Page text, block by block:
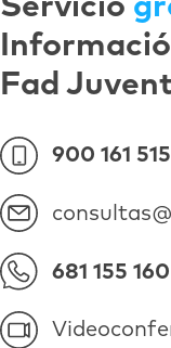
Fad
900 161 515
681 155 160